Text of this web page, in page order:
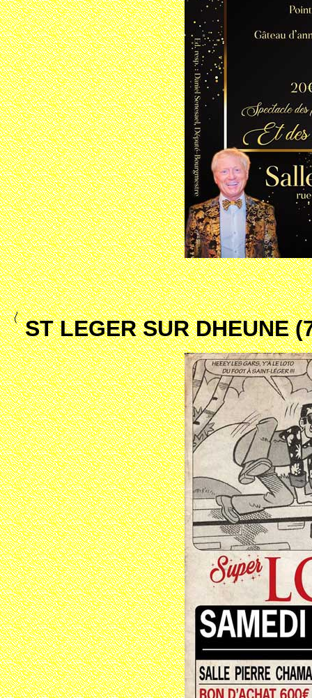
ST LEGER SUR DHEUNE